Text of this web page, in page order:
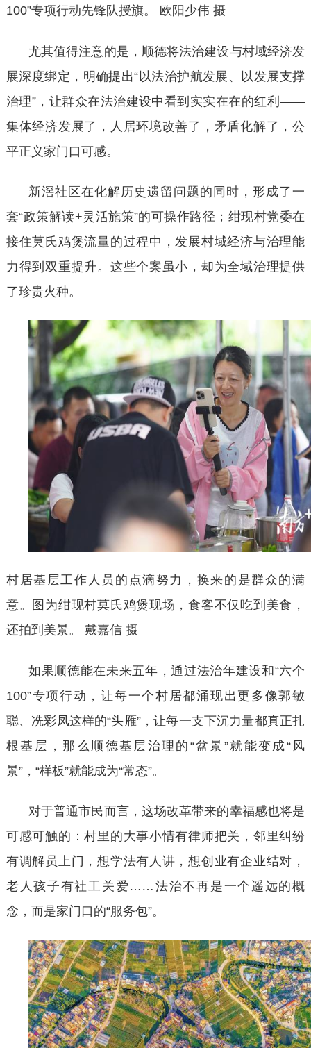
100”专项行动先锋队授旗。 欧阳少伟 摄
尤其值得注意的是，顺德将法治建设与村域经济发
展深度绑定，明确提出“以法治护航发展、以发展支撑
治理”，让群众在法治建设中看到实实在在的红利——
集体经济发展了，人居环境改善了，矛盾化解了，公
平正义家门口可感。
新滘社区在化解历史遗留问题的同时，形成了一
套“政策解读+灵活施策”的可操作路径；绀现村党委在
接住莫氏鸡煲流量的过程中，发展村域经济与治理能
力得到双重提升。这些个案虽小，却为全域治理提供
了珍贵火种。
村居基层工作人员的点滴努力，换来的是群众的满
意。图为绀现村莫氏鸡煲现场，食客不仅吃到美食，
还拍到美景。
戴嘉信 摄
如果顺德能在未来五年，通过法治年建设和“六个
100”专项行动，让每一个村居都涌现出更多像郭敏
聪、冼彩凤这样的“头雁”，让每一支下沉力量都真正扎
根基层，那么顺德基层治理的“盆景”就能变成“风
景”，“样板”就能成为“常态”。
对于普通市民而言，这场改革带来的幸福感也将是
可感可触的：村里的大事小情有律师把关，邻里纠纷
有调解员上门，想学法有人讲，想创业有企业结对，
老人孩子有社工关爱 ……法治不再是一个遥远的概
念，而是家门口的“服务包”。